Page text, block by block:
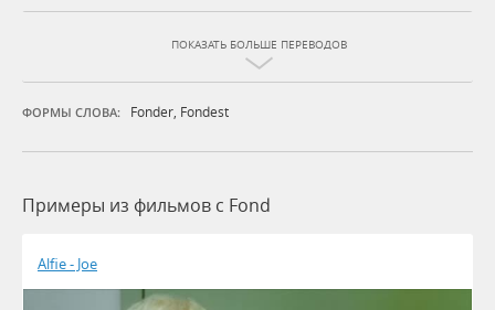
ПОКАЗАТЬ БОЛЬШЕ ПЕРЕВОДОВ
ФОРМЫ СЛОВА: Fonder, Fondest
Примеры из фильмов c Fond
Alfie - Joe